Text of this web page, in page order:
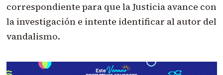
correspondiente para que la Justicia avance con
la investigación e intente identificar al autor del
vandalismo.